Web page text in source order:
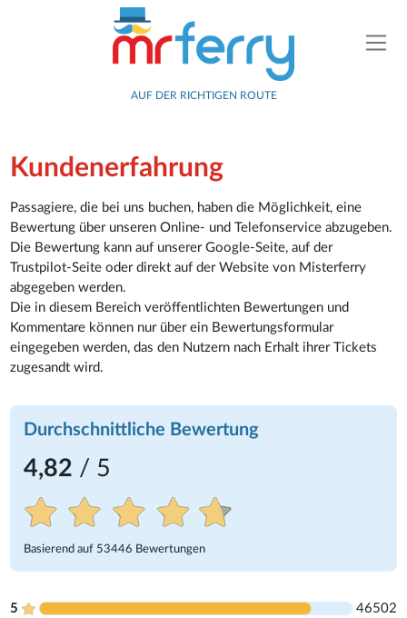
AUF DER RICHTIGEN ROUTE
Kundenerfahrung
Passagiere, die bei uns buchen, haben die Möglichkeit, eine
Bewertung über unseren Online- und Telefonservice abzugeben.
Die Bewertung kann auf unserer Google-Seite, auf der
Trustpilot-Seite oder direkt auf der Website von Misterferry
abgegeben werden.
Die in diesem Bereich veröffentlichten Bewertungen und
Kommentare können nur über ein Bewertungsformular
eingegeben werden, das den Nutzern nach Erhalt ihrer Tickets
zugesandt wird.
Durchschnittliche Bewertung
4,82 / 5
Basierend auf 53446 Bewertungen
5 46502